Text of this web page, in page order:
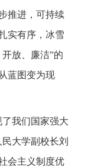
推进，可持续
实有序，冰雪
放、廉洁”的
蓝图变为现
我们国家强大
大学副校长刘
会主义制度优